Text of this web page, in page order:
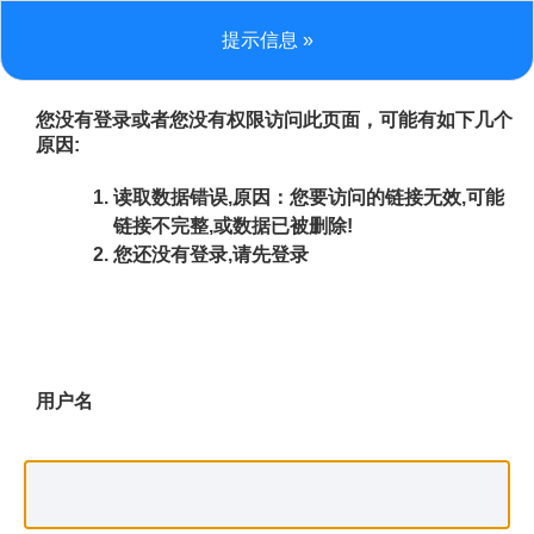
提示信息 »
您没有登录或者您没有权限访问此页面，可能有如下几个
原因:
读取数据错误,原因：您要访问的链接无效,可能
链接不完整,或数据已被删除!
您还没有登录,请先登录
用户名